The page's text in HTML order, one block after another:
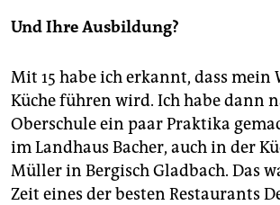
Und Ihre Ausbildung?
Mit 15 habe ich erkannt, dass mein
Küche führen wird. Ich habe dann
Oberschule ein paar Praktika
im Landhaus Bacher, auch in der
Müller in Bergisch Gladbach. Das
Zeit eines der besten Restaurants